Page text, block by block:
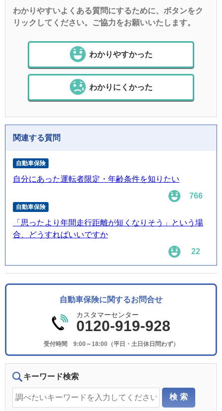
わかりやすいよくある質問にするために、ボタンをク
リックしてください。ご協力をお願いいたします。
わかりやすかった
わかりにくかった
関連する質問
自動車保険
自分にあった運転者限定・年齢条件を知りたい
766
自動車保険
「思ったより年間走行距離が短くなりそう」という場
合、どうすればいいですか
22
自動車保険に関するお問合せ
カスタマーセンター
0120-919-928
受付時間 9:00～18:00（平日・土日休日問わず）
キーワード検索